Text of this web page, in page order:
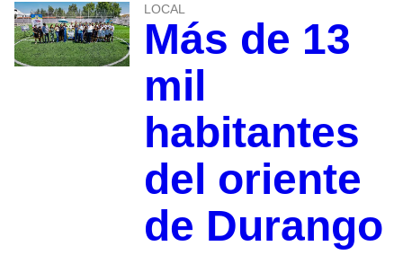
LOCAL
Más de 13
mil
habitantes
del oriente
de Durango